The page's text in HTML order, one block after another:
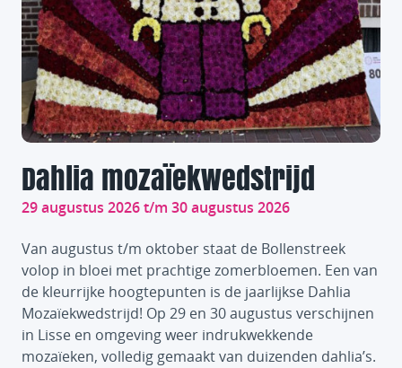
Dahlia mozaïekwedstrijd
29 augustus 2026 t/m 30 augustus 2026
Van augustus t/m oktober staat de Bollenstreek
volop in bloei met prachtige zomerbloemen. Een van
de kleurrijke hoogtepunten is de jaarlijkse Dahlia
Mozaïekwedstrijd! Op 29 en 30 augustus verschijnen
in Lisse en omgeving weer indrukwekkende
mozaïeken, volledig gemaakt van duizenden dahlia’s.